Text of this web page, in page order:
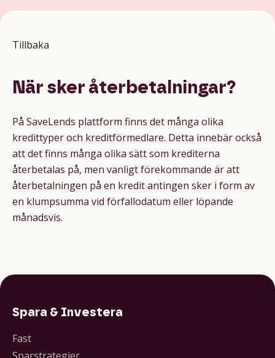
Tillbaka
När sker återbetalningar?
På SaveLends plattform finns det många olika
kredittyper och kreditförmedlare. Detta innebär också
att det finns många olika sätt som krediterna
återbetalas på, men vanligt förekommande är att
återbetalningen på en kredit antingen sker i form av
en klumpsumma vid förfallodatum eller löpande
månadsvis.
Spara & Investera
Fast